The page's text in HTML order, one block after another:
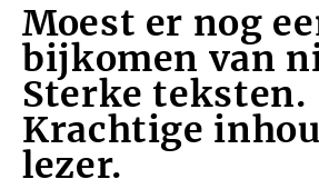
Moest er nog
bijkomen van
Sterke teksten.
Krachtige
lezer.